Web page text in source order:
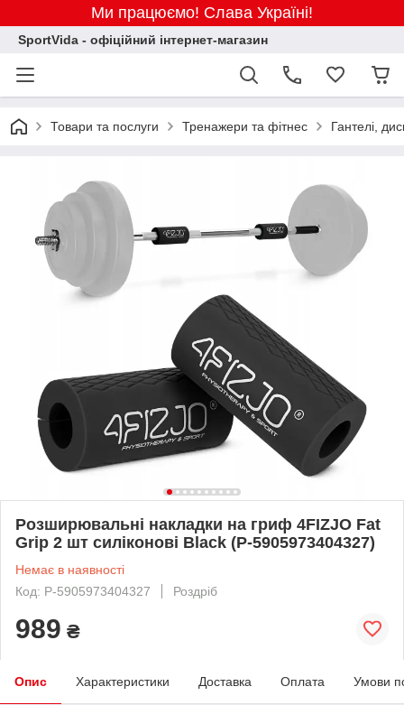
Ми працюємо! Слава Україні!
SportVida - офіційний інтернет-магазин
Товари та послуги Тренажери та фітнес Гантелі,
Розширювальні накладки на гриф 4FIZJO Fat
Grip 2 шт силіконові Black (P-5905973404327)
Немає в наявності
Код: P-5905973404327
Роздріб
989 ₴
Опис Характеристики Доставка Оплата Умови